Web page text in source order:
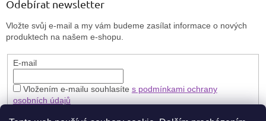
Odebírat newsletter
Vložte svůj e-mail a my vám budeme zasílat informace o nových
produktech na našem e-shopu.
E-mail
Vložením e-mailu souhlasíte s podmínkami ochrany
osobních údajů
PŘIHLÁSIT SE